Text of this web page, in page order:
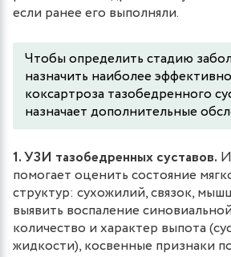
если ранее его выполняли.
Чтобы определить стадию
назначить наиболее
коксартроза тазобедренного
назначает дополнительные
1. УЗИ тазобедренных суставов.
помогает оценить состояние
структур: сухожилий, связок,
выявить воспаление
количество и характер выпота
жидкости), косвенные признаки